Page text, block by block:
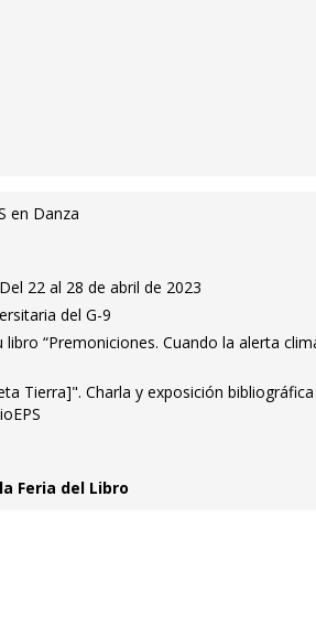
en Danza
22 al 28 de abril de 2023
del G-9
“Premoniciones. Cuando la alerta
Tierra]". Charla y exposición
Feria del Libro